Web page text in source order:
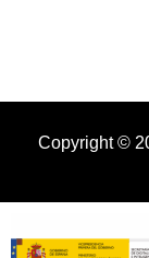
Copyright ©